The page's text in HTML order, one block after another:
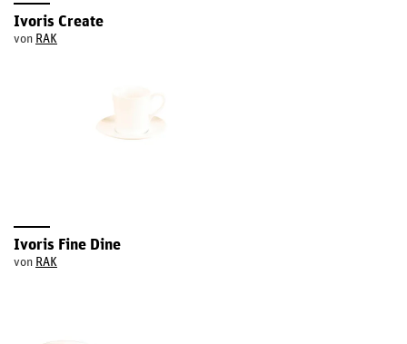
Ivoris Create
von RAK
Ivoris Fine Dine
von RAK